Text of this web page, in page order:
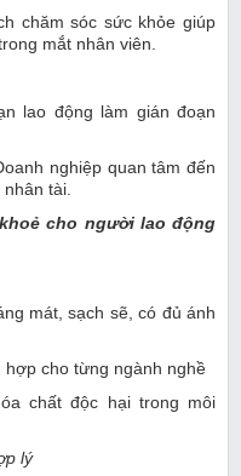
chăm sóc sức khỏe giúp
mắt nhân viên.
lao động làm gián đoạn
nghiệp quan tâm đến
tài.
cho người lao động
mát, sạch sẽ, có đủ ánh
hợp cho từng ngành nghề
chất độc hại trong môi
lý